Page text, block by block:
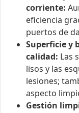
corriente:
eficiencia
puertos de
Superficie y
calidad: Las
lisos y las
lesiones;
aspecto
Gestión